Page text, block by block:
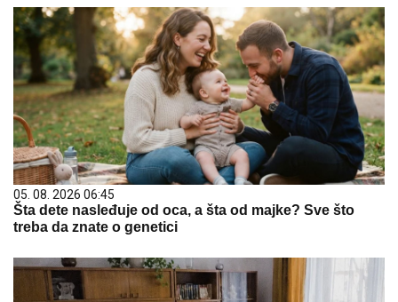
05. 08. 2026 06:45
Šta dete nasleđuje od oca, a šta od majke? Sve što
treba da znate o genetici